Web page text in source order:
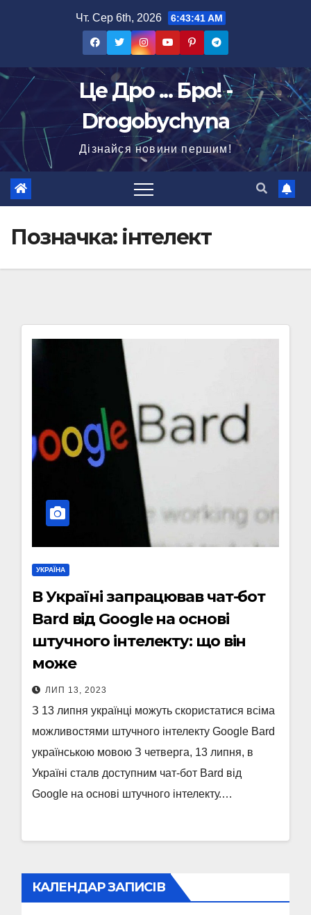
Чт. Сер 6th, 2026 6:43:41 AM
Це Дро ... Бро! -
Drogobychyna
Дізнайся новини першим!
Позначка: інтелект
УКРАЇНА
В Україні запрацював чат-бот
Bard від Google на основі
штучного інтелекту: що він
може
ЛИП 13, 2023
З 13 липня українці можуть скористатися всіма
можливостями штучного інтелекту Google Bard
українською мовою З четверга, 13 липня, в
Україні сталв доступним чат-бот Bard від
Google на основі штучного інтелекту.…
КАЛЕНДАР ЗАПИСІВ